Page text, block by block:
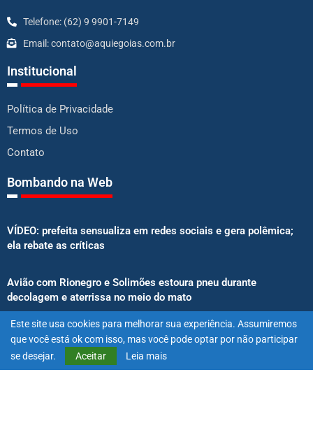
Telefone: (62) 9 9901-7149
Email: contato@aquiegoias.com.br
Institucional
Política de Privacidade
Termos de Uso
Contato
Bombando na Web
VÍDEO: prefeita sensualiza em redes sociais e gera polêmica;
ela rebate as críticas
Avião com Rionegro e Solimões estoura pneu durante
decolagem e aterrissa no meio do mato
Senado aprova proibição de atletas e influenciadores em
anúncios de bets
Este site usa cookies para melhorar sua experiência. Assumiremos
que você está ok com isso, mas você pode optar por não participar
se desejar.
Aceitar Leia mais